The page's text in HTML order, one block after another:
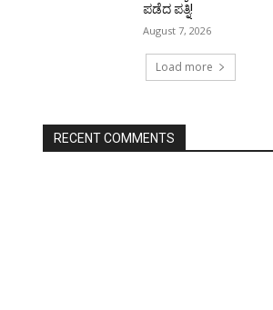
ಪಡೆದ ಪತ್ನಿ!
August 7, 2026
Load more
RECENT COMMENTS